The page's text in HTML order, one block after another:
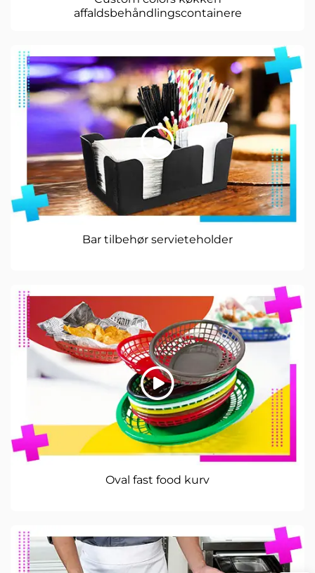
affaldsbehåndlingscontainere
Bar tilbehør servieteholder
Oval fast food kurv